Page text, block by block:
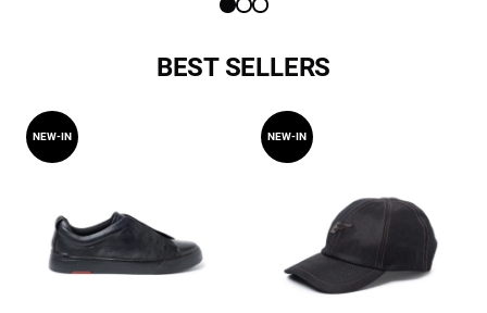
BEST SELLERS
NEW-IN NEW-IN